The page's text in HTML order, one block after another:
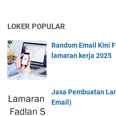
LOKER POPULAR
Random Email Kini
lamaran kerja 2025
Jasa Pembuatan
Email)